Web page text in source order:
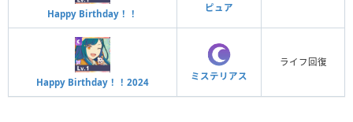
Happy Birthday！！
ピュア
Happy Birthday！！2024
ミステリアス
ライフ回復